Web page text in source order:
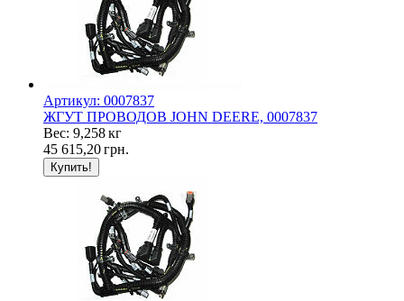
Артикул: 0007837
ЖГУТ ПРОВОДОВ JOHN DEERE, 0007837
Вес: 9,258 кг
45 615,20грн.